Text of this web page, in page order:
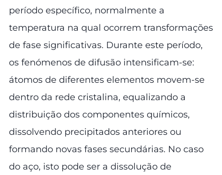
período específico, normalmente a
temperatura na qual ocorrem transformações
de fase significativas. Durante este período,
os fenómenos de difusão intensificam-se:
átomos de diferentes elementos movem-se
dentro da rede cristalina, equalizando a
distribuição dos componentes químicos,
dissolvendo precipitados anteriores ou
formando novas fases secundárias. No caso
do aço, isto pode ser a dissolução de